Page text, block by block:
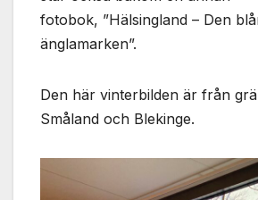
fotobok, ”Hälsingland­ ­­– Den
änglamarken”.
Den här vinterbilden är från
Småland och Blekinge.